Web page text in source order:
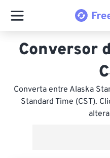
Conversor
Converta entre Alaska
Standard Time (CST).